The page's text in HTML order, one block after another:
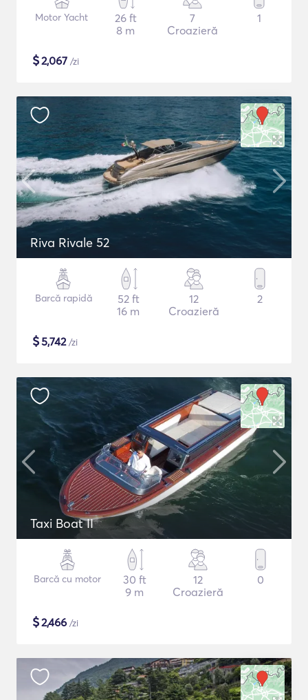
Motor Yacht
26 ft
8 m
7
Croazieră
1
$2,067 /zi
Riva Rivale 52
Barcă rapidă
52 ft
16 m
12
Croazieră
2
$5,742/zi
Taxi Boat II
Barcă cu motor
30 ft
9 m
12
Croazieră
0
$2,466 /zi